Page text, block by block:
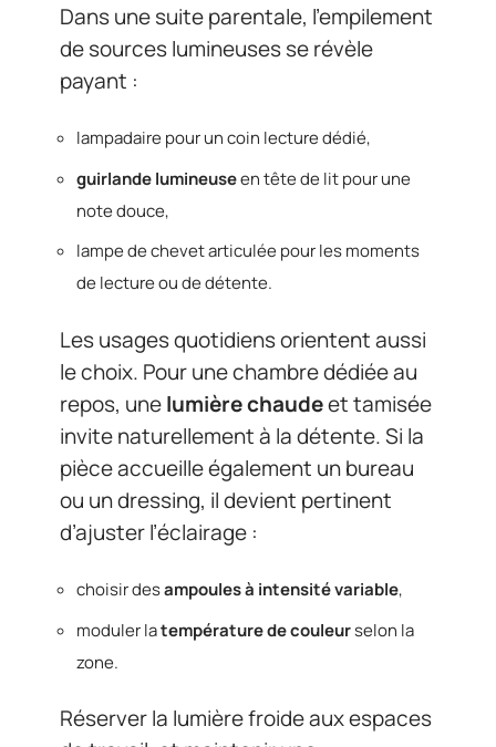
Dans une suite parentale, l’empilement
de sources lumineuses se révèle
payant :
lampadaire pour un coin lecture dédié,
guirlande lumineuseen tête de lit pour une
note douce,
lampe de chevet articulée pour les moments
de lecture ou de détente.
Les usages quotidiens orientent aussi
le choix. Pour une chambre dédiée au
repos, unelumière chaudeet tamisée
invite naturellement à la détente. Si la
pièce accueille également un bureau
ou un dressing, il devient pertinent
d’ajuster l’éclairage :
choisir desampoules à intensité variable,
moduler latempérature de couleurselon la
zone.
Réserver la lumière froide aux espaces